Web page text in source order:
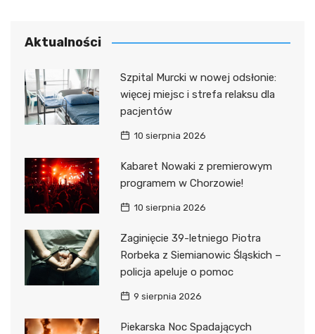
Aktualności
Szpital Murcki w nowej odsłonie:
więcej miejsc i strefa relaksu dla
pacjentów
10 sierpnia 2026
Kabaret Nowaki z premierowym
programem w Chorzowie!
10 sierpnia 2026
Zaginięcie 39-letniego Piotra
Rorbeka z Siemianowic Śląskich –
policja apeluje o pomoc
9 sierpnia 2026
Piekarska Noc Spadających